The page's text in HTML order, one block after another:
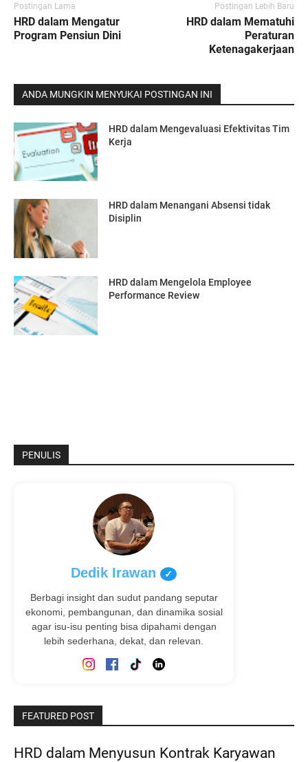
Postingan Lama
HRD dalam Mengatur
Program Pensiun Dini
Postingan Lebih Baru
HRD dalam Mematuhi
Peraturan
Ketenagakerjaan
ANDA MUNGKIN MENYUKAI POSTINGAN INI
HRD dalam Mengevaluasi Efektivitas Tim
Kerja
HRD dalam Menangani Absensi tidak
Disiplin
HRD dalam Mengelola Employee
Performance Review
PENULIS
Dedik Irawan ✓
Berbagi insight dan sudut pandang seputar
ekonomi, pembangunan, dan dinamika sosial
agar isu-isu penting bisa dipahami dengan
lebih sederhana, dekat, dan relevan.
FEATURED POST
HRD dalam Menyusun Kontrak Karyawan